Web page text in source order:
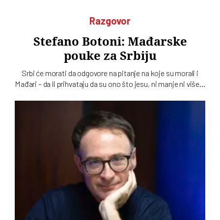
Razgovor
Stefano Botoni: Mađarske
pouke za Srbiju
Srbi će morati da odgovore na pitanje na koje su morali i
Mađari – da li prihvataju da su ono što jesu, ni manje ni više…
Mađarskoj